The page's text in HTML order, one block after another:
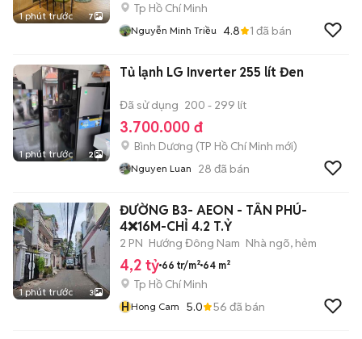
1 phút trước 7
Tp Hồ Chí Minh
Nguyễn Minh Triều 4.8 1 đã bán
1 phút trước 2
Tủ lạnh LG Inverter 255 lít Đen
Đã sử dụng 200 - 299 lít
3.700.000 đ
Bình Dương (TP Hồ Chí Minh mới)
Nguyen Luan 28 đã bán
1 phút trước 3
ĐƯỜNG B3- AEON - TÂN PHÚ-
4❌16M-CHỈ 4.2 T.Ỷ
2 PN Hướng Đông Nam Nhà ngõ, hẻm
4,2 tỷ 66 tr/m² 64 m²
Tp Hồ Chí Minh
HHong Cam 5.0 56 đã bán